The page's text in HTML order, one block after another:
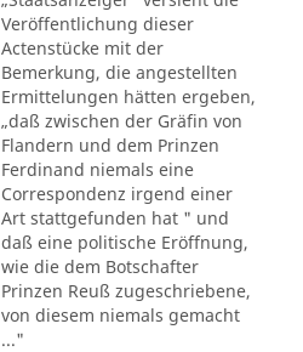
Veröffentlichung dieser
Actenstücke mit der
Bemerkung, die angestellten
Ermittelungen hätten ergeben,
„daß zwischen der Gräfin von
Flandern und dem Prinzen
Ferdinand niemals eine
Correspondenz irgend einer
Art stattgefunden hat " und
daß eine politische Eröffnung,
wie die dem Botschafter
Prinzen Reuß zugeschriebene,
von diesem niemals gemacht
..."